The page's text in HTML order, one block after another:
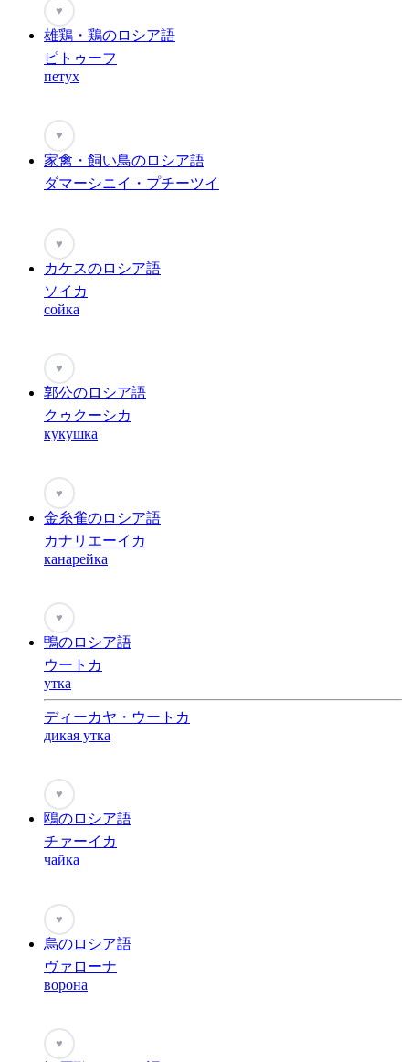
♥
雄鶏・鶏のロシア語
ピトゥーフ
петух
♥
家禽・飼い鳥のロシア語
ダマーシニイ・プチーツイ
♥
カケスのロシア語
ソイカ
сойка
♥
郭公のロシア語
クゥクーシカ
кукушка
♥
金糸雀のロシア語
カナリエーイカ
канарейка
♥
鴨のロシア語
ウートカ
утка
ディーカヤ・ウートカ
дикая утка
♥
鴎のロシア語
チァーイカ
чайка
♥
烏のロシア語
ヴァローナ
ворона
♥